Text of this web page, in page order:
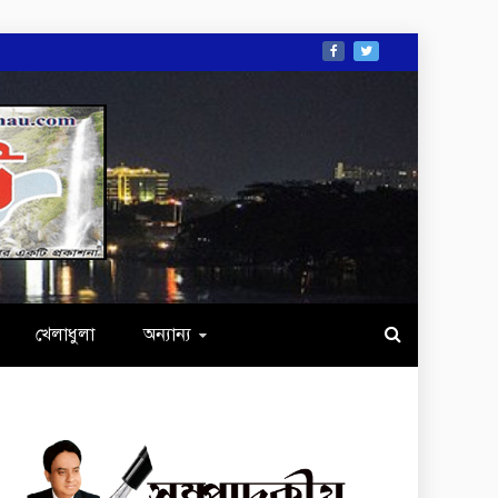
খেলাধুলা অন্যান্য